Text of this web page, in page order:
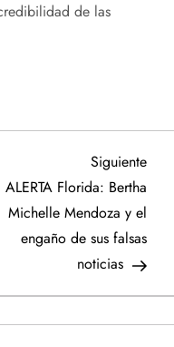
de las
Siguiente
ALERTA Florida: Bertha
Michelle Mendoza y el
engaño de sus falsas
noticias